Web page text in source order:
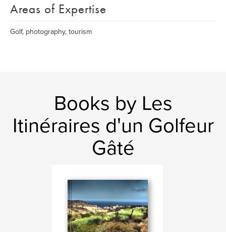
Areas of Expertise
Golf, photography, tourism
Books by Les
Itinéraires d'un Golfeur
Gâté